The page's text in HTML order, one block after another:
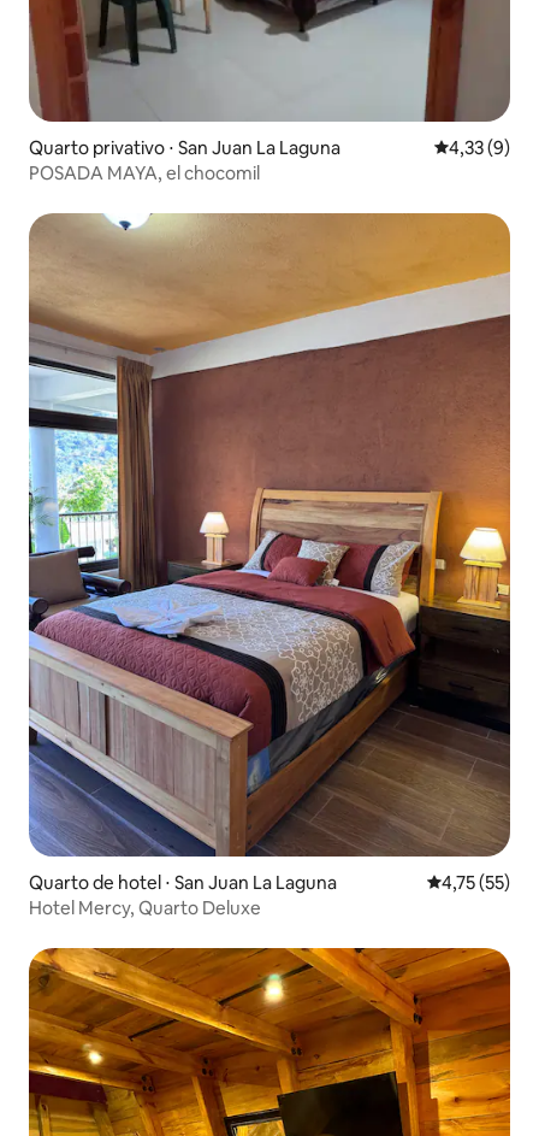
Quarto privativo ⋅ San Juan La Laguna 4,33 de
4,33 (9)
POSADA MAYA, el chocomil
Quarto de hotel ⋅ San Juan La Laguna 4,75 de uma
4,75 (55)
Hotel Mercy, Quarto Deluxe